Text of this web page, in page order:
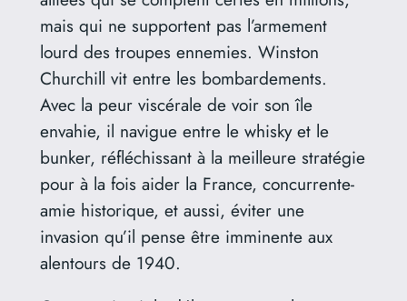
mais qui ne supportent pas l’armement
lourd des troupes ennemies. Winston
Churchill vit entre les bombardements.
Avec la peur viscérale de voir son île
envahie, il navigue entre le whisky et le
bunker, réfléchissant à la meilleure stratégie
pour à la fois aider la France, concurrente-
amie historique, et aussi, éviter une
invasion qu’il pense être imminente aux
alentours de 1940.